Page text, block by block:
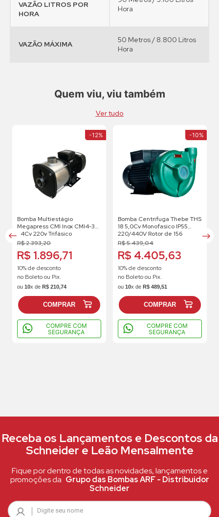
VAZÃO LITROS POR
HORA
Hora
VAZÃO MÁXIMA
50 Metros / 8.800 Litros
Hora
Quem viu, viu também
Ver tudo
-12%
Bomba Multiestágio
Megapress CMI Inox CMI4-3
1.4Cv 220v Trifásico
R$2.393,20
R$ 1.896,71
10% de desconto
no Boleto ou Pix.
ou 10x de R$ 210,74
COMPRAR
COMPRE COM
SEGURANÇA
-10%
Bomba Centrifuga Thebe THS
18 5,0Cv Monofasico IP55
220/440V Rotor de 156
R$5.439,04
R$ 4.405,63
10% de desconto
no Boleto ou Pix.
ou 10x de R$ 489,51
COMPRAR
COMPRE COM
SEGURANÇA
Receba os Lançamentos e Descontos da
Schneider e Leão Mensalmente
Fique por dentro de todas as novidades, lançamentos e
promoções da Grupo das Bombas ARF - Distribuidor
Schneider